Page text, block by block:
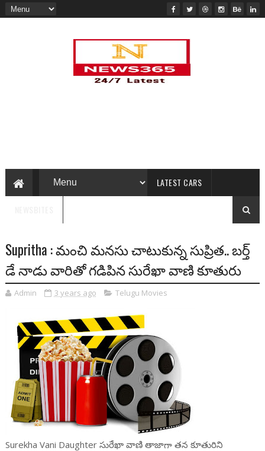
LATEST CARS
Supritha : మంచి మనసు చాటుకున్న సుప్రిత.. బర్త్
డే నాడు వారితో గడిపిన సురేఖా వాణి కూతురు
Admin 3 years ago Telugu Movies
Surekha Vani Daughter సురేఖా వాణి తాజాగా తన కూతురిని